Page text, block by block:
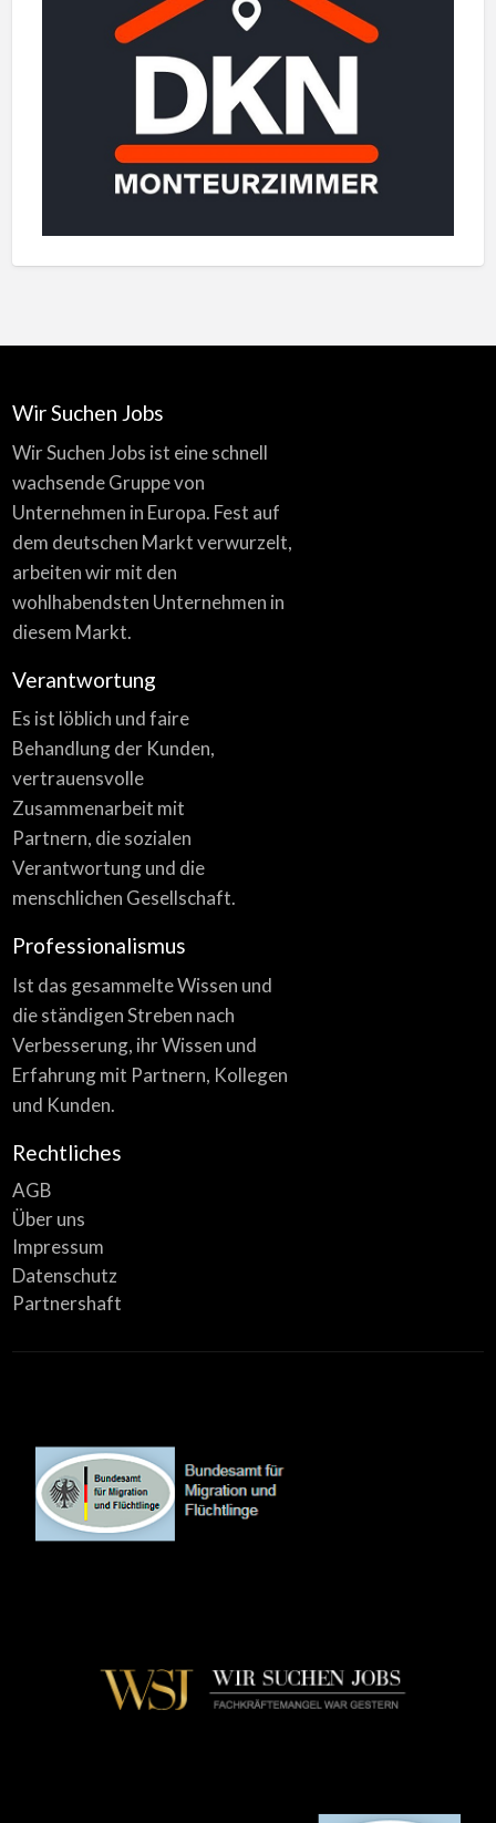
Wir Suchen Jobs
Wir Suchen Jobs ist eine schnell
wachsende Gruppe von
Unternehmen in Europa. Fest auf
dem deutschen Markt verwurzelt,
arbeiten wir mit den
wohlhabendsten Unternehmen in
diesem Markt.
Verantwortung
Es ist löblich und faire
Behandlung der Kunden,
vertrauensvolle
Zusammenarbeit mit
Partnern, die sozialen
Verantwortung und die
menschlichen Gesellschaft.
Professionalismus
Ist das gesammelte Wissen und
die ständigen Streben nach
Verbesserung, ihr Wissen und
Erfahrung mit Partnern, Kollegen
und Kunden.
Rechtliches
AGB
Über uns
Impressum
Datenschutz
Partnershaft